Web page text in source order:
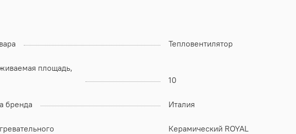
Тепловентилятор
площадь,
10
бренда Италия
Керамический ROYAL